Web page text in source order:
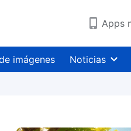
Apps
imágenes Noticias